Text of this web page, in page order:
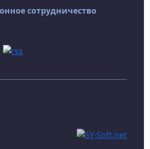
сотрудничество